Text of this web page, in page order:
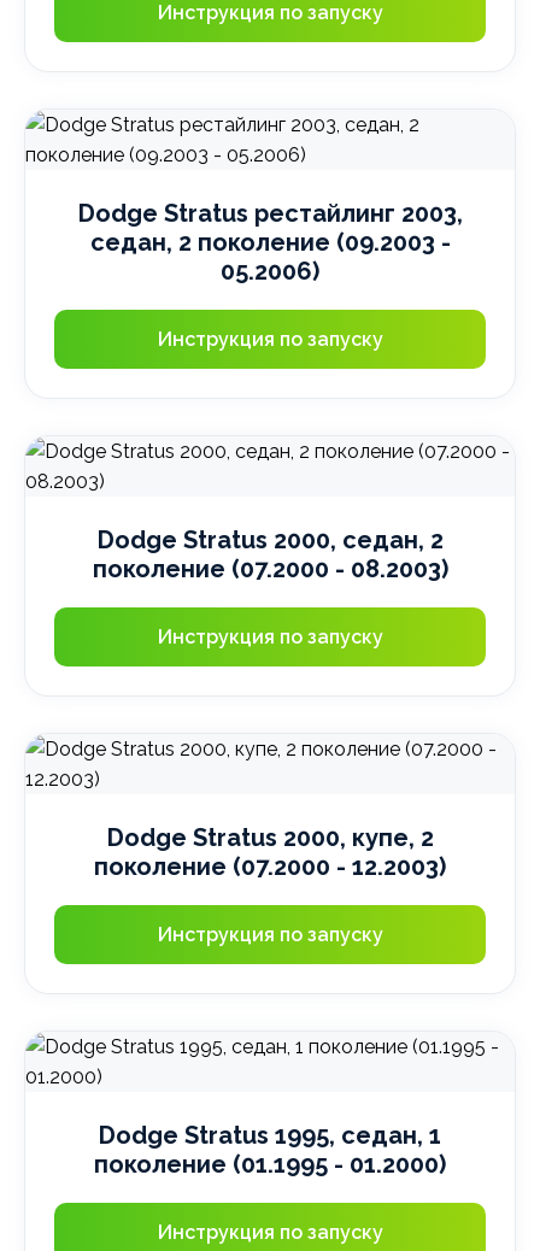
Инструкция по запуску
Dodge Stratus рестайлинг 2003,
седан, 2 поколение (09.2003 -
05.2006)
Инструкция по запуску
Dodge Stratus 2000, седан, 2
поколение (07.2000 - 08.2003)
Инструкция по запуску
Dodge Stratus 2000, купе, 2
поколение (07.2000 - 12.2003)
Инструкция по запуску
Dodge Stratus 1995, седан, 1
поколение (01.1995 - 01.2000)
Инструкция по запуску